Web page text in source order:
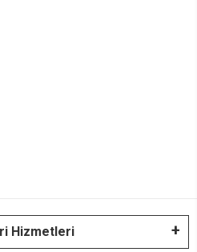
Hizmetleri